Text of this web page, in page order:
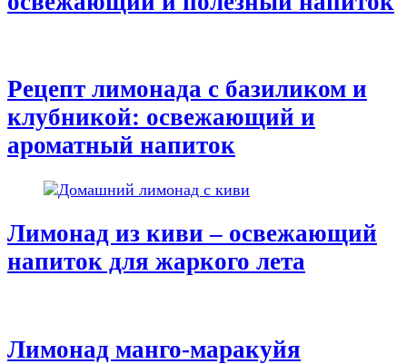
Рецепт лимонада с базиликом и
клубникой: освежающий и
ароматный напиток
Лимонад из киви – освежающий
напиток для жаркого лета
Лимонад манго-маракуйя